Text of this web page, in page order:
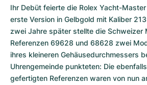
Ihr Debüt feierte die Rolex Yacht-
erste Version in Gelbgold mit Kaliber
zwei Jahre später stellte die Schweizer
Referenzen 69628 und 68628 zwei
ihres kleineren Gehäusedurchmessers
Uhrengemeinde punkteten: Die
gefertigten Referenzen waren von nun